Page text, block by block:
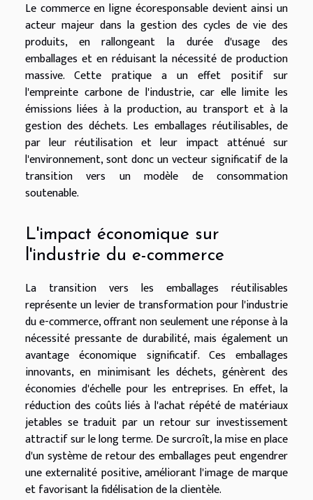
Le commerce en ligne écoresponsable devient ainsi un
acteur majeur dans la gestion des cycles de vie des
produits, en rallongeant la durée d'usage des
emballages et en réduisant la nécessité de production
massive. Cette pratique a un effet positif sur
l'empreinte carbone de l'industrie, car elle limite les
émissions liées à la production, au transport et à la
gestion des déchets. Les emballages réutilisables, de
par leur réutilisation et leur impact atténué sur
l'environnement, sont donc un vecteur significatif de la
transition vers un modèle de consommation
soutenable.
L'impact économique sur
l'industrie du e-commerce
La transition vers les emballages réutilisables
représente un levier de transformation pour l'industrie
du e-commerce, offrant non seulement une réponse à la
nécessité pressante de durabilité, mais également un
avantage économique significatif. Ces emballages
innovants, en minimisant les déchets, génèrent des
économies d'échelle pour les entreprises. En effet, la
réduction des coûts liés à l'achat répété de matériaux
jetables se traduit par un retour sur investissement
attractif sur le long terme. De surcroît, la mise en place
d'un système de retour des emballages peut engendrer
une externalité positive, améliorant l'image de marque
et favorisant la fidélisation de la clientèle.